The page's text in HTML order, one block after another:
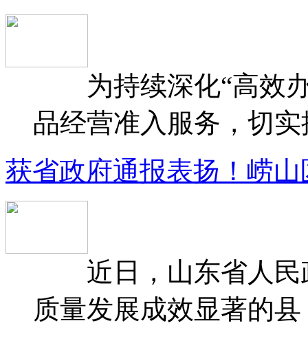
为持续深化“高效办
品经营准入服务，切
获省政府通报表扬！崂
近日，山东省人民
质量发展成效显著的